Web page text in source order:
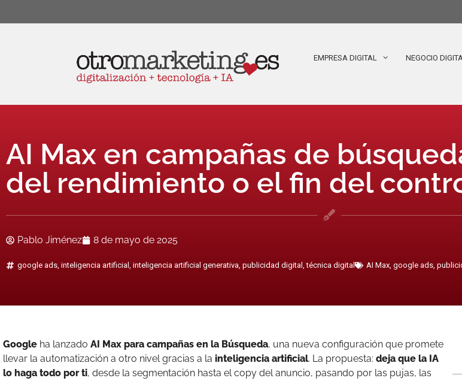
EMPRESA DIGITAL NEGOCIO
AI Max en campañas de
del rendimiento o el fin del
Pablo Jiménez 8 de mayo de 2025
google ads, inteligencia artificial , inteligencia artificial generativa, publicidad digital ,técnica digital AI Max, google ads,
Google ha lanzado AI Max para campañas en la Búsqueda, una nueva configuración que promete
llevar la automatización a otro nivel gracias a la inteligencia artificial. La propuesta: deja que la IA
lo haga todo por ti, desde la segmentación hasta el copy del anuncio, pasando por las pujas, las